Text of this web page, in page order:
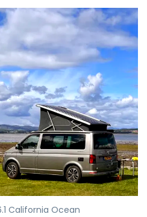
California Ocean